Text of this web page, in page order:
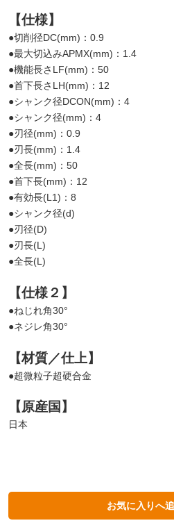
【仕様】
●切削径DC(mm)：0.9
●最大切込みAPMX(mm)：1.4
●機能長さLF(mm)：50
●首下長さLH(mm)：12
●シャンク径DCON(mm)：4
●シャンク径(mm)：4
●刃径(mm)：0.9
●刃長(mm)：1.4
●全長(mm)：50
●首下長(mm)：12
●有効長(L1)：8
●シャンク径(d)
●刃径(D)
●刃長(L)
●全長(L)
【仕様２】
●ねじれ角30°
●ネジレ角30°
【材質／仕上】
●超微粒子超硬合金
【原産国】
日本